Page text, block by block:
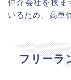
仲介会社を挟ま
いるため、高単
フリーラ